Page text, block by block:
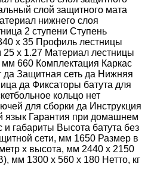
слой защитного мата
нижнего слоя
2 ступени Ступень
x 35 Профиль лестницы
x 1.27 Материал лестницы
660 Комплектация Каркас
Защитная сеть да Нижняя
да Фиксаторы батута для
кольцо нет
для сборки да Инструкция
язык Гарантия при домашнем
и габариты Высота батута без
сети, мм 1650 Размер в
х высота, мм 2440 x 2150
мм 1300 x 560 x 180 Нетто, кг